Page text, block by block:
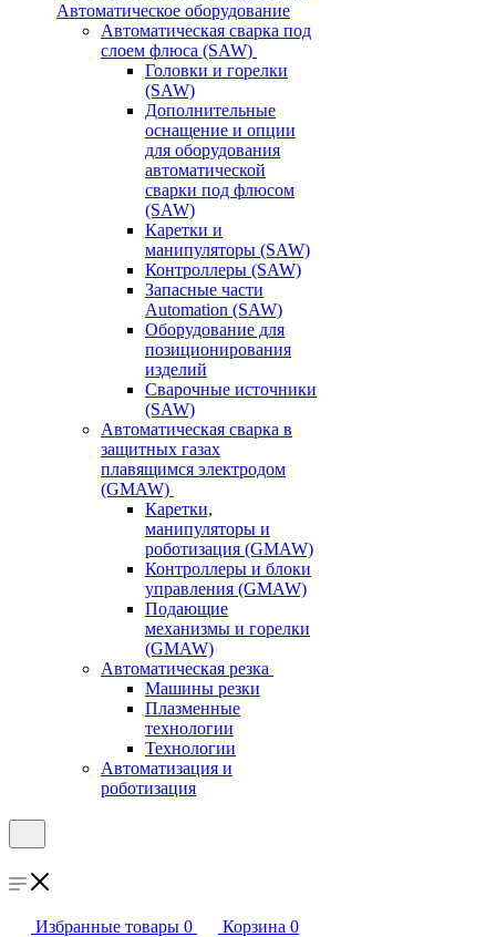
Автоматическое оборудование
Автоматическая сварка под
слоем флюса (SAW)
Головки и горелки
(SAW)
Дополнительные
оснащение и опции
для оборудования
автоматической
сварки под флюсом
(SAW)
Каретки и
манипуляторы (SAW)
Контроллеры (SAW)
Запасные части
Automation (SAW)
Оборудование для
позиционирования
изделий
Сварочные источники
(SAW)
Автоматическая сварка в
защитных газах
плавящимся электродом
(GMAW)
Каретки,
манипуляторы и
роботизация (GMAW)
Контроллеры и блоки
управления (GMAW)
Подающие
механизмы и горелки
(GMAW)
Автоматическая резка
Машины резки
Плазменные
технологии
Технологии
Автоматизация и
роботизация
Избранные товары 0 Корзина 0